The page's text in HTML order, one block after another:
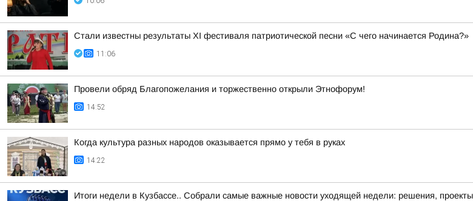
Стали известны результаты XI фестиваля патриотической песни «С чего начинается Родина?»
11:06
Провели обряд Благопожелания и торжественно открыли Этнофорум!
14:52
Когда культура разных народов оказывается прямо у тебя в руках
14:22
Итоги недели в Кузбассе.. Собрали самые важные новости уходящей недели: решения,